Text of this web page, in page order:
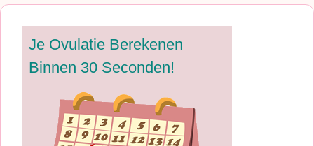
Je Ovulatie Berekenen
Binnen 30 Seconden!